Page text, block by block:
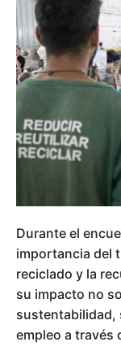
Durante el
importancia del
reciclado y la
su impacto no
sustentabilidad,
empleo a través